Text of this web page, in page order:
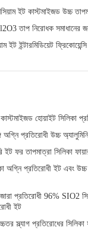
ইট কাস্টমাইজড উচ্চ
তাপ নিরোধক সমাধানের
ইট ইন্টারমিডিয়েট
হোয়াইট সিলিকা
প্রতিরোধী উচ্চ
ইট ফর তাপমাত্রা সিলিকা
অগ্নি প্রতিরোধী ইট এবং
প্রতিরোধী 96% SIO2
ইট
স্ল্যাগ প্রতিরোধের সিলিকা